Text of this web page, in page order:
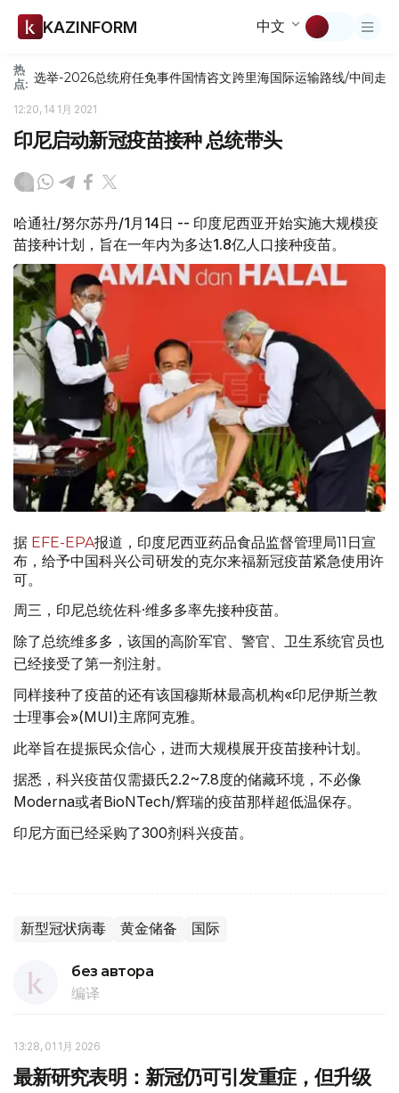
KAZINFORM 中文
热
点: 选举-2026总统府任免事件国情咨文跨里海国际运输路线/中间走廊
12:20, 14 1月 2021
印尼启动新冠疫苗接种 总统带头
哈通社/努尔苏丹/1月14日 -- 印度尼西亚开始实施大规模疫
苗接种计划，旨在一年内为多达1.8亿人口接种疫苗。
据 EFE-EPA报道，印度尼西亚药品食品监督管理局11日宣
布，给予中国科兴公司研发的克尔来福新冠疫苗紧急使用许
可。
周三，印尼总统佐科·维多多率先接种疫苗。
除了总统维多多，该国的高阶军官、警官、卫生系统官员也
已经接受了第一剂注射。
同样接种了疫苗的还有该国穆斯林最高机构«印尼伊斯兰教
士理事会»(MUI)主席阿克雅。
此举旨在提振民众信心，进而大规模展开疫苗接种计划。
据悉，科兴疫苗仅需摄氏2.2~7.8度的储藏环境，不必像
Moderna或者BioNTech/辉瑞的疫苗那样超低温保存。
印尼方面已经采购了300剂科兴疫苗。
新型冠状病毒 黄金储备 国际
без автора
编译
13:28, 01 1月 2026
最新研究表明：新冠仍可引发重症，但升级